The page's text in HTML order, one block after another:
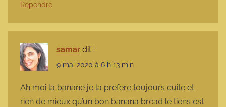
Répondre
samar dit :
9 mai 2020 à 6 h 13 min
Ah moi la banane je la prefere toujours cuite et
rien de mieux qu’un bon banana bread le tiens est